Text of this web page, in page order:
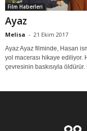
Film Haberleri
Ayaz
Melisa - 21 Ekim 2017
Ayaz Ayaz filminde, Hasan
yol macerası hikaye
çevresinin baskısıyla